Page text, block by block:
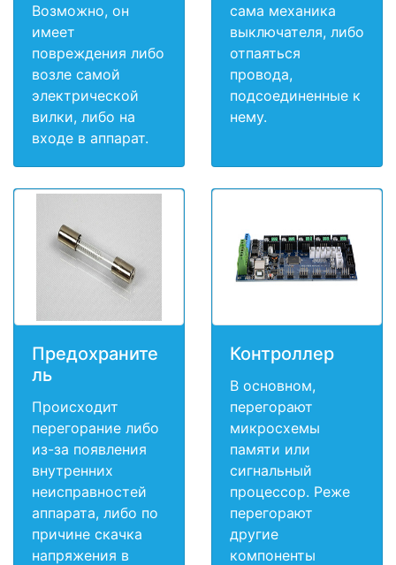
Возможно, он
имеет
повреждения либо
возле самой
электрической
вилки, либо на
входе в аппарат.
сама механика
выключателя, либо
отпаяться
провода,
подсоединенные к
нему.
Предохраните
ль
Происходит
перегорание либо
из-за появления
внутренних
неисправностей
аппарата, либо по
причине скачка
напряжения в
Контроллер
В основном,
перегорают
микросхемы
памяти или
сигнальный
процессор. Реже
перегорают
другие
компоненты